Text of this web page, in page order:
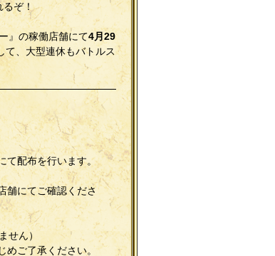
ぞ！
』の稼働店舗にて4月29
て、大型連休もバトルス
て配布を行います。
舗にてご確認くださ
せん）
めご了承ください。